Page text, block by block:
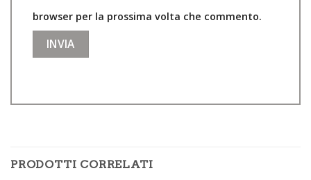
browser per la prossima volta che commento.
PRODOTTI CORRELATI